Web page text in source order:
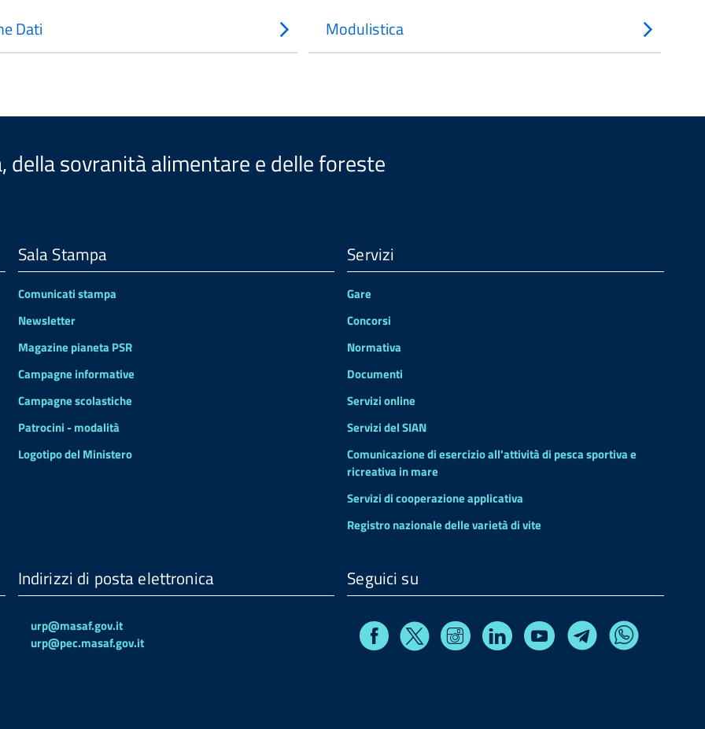
Dati Modulistica
sovranità alimentare e delle foreste
Sala Stampa
Comunicati stampa
Newsletter
Magazine pianeta PSR
Campagne informative
Campagne scolastiche
Patrocini - modalità
Logotipo del Ministero
Servizi
Gare
Concorsi
Normativa
Documenti
Servizi online
Servizi del SIAN
Comunicazione di esercizio all'attività di pesca sportiva e
ricreativa in mare
Servizi di cooperazione applicativa
Registro nazionale delle varietà di vite
Indirizzi di posta elettronica
urp@masaf.gov.it
urp@pec.masaf.gov.it
Seguici su
FacebookX InstagramLinkedinYoutube TelegramWhatsapp